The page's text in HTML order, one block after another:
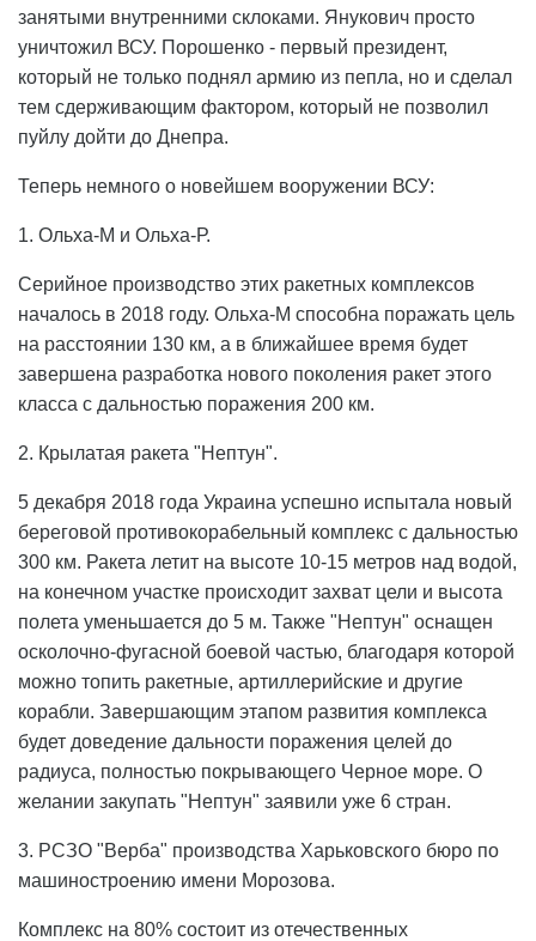
занятыми внутренними склоками. Янукович просто
уничтожил ВСУ. Порошенко - первый президент,
который не только поднял армию из пепла, но и сделал
тем сдерживающим фактором, который не позволил
пуйлу дойти до Днепра.
Теперь немного о новейшем вооружении ВСУ:
1. Ольха-М и Ольха-Р.
Серийное производство этих ракетных комплексов
началось в 2018 году. Ольха-М способна поражать цель
на расстоянии 130 км, а в ближайшее время будет
завершена разработка нового поколения ракет этого
класса с дальностью поражения 200 км.
2. Крылатая ракета "Нептун".
5 декабря 2018 года Украина успешно испытала новый
береговой противокорабельный комплекс с дальностью
300 км. Ракета летит на высоте 10-15 метров над водой,
на конечном участке происходит захват цели и высота
полета уменьшается до 5 м. Также "Нептун" оснащен
осколочно-фугасной боевой частью, благодаря которой
можно топить ракетные, артиллерийские и другие
корабли. Завершающим этапом развития комплекса
будет доведение дальности поражения целей до
радиуса, полностью покрывающего Черное море. О
желании закупать "Нептун" заявили уже 6 стран.
3. РСЗО "Верба" производства Харьковского бюро по
машиностроению имени Морозова.
Комплекс на 80% состоит из отечественных